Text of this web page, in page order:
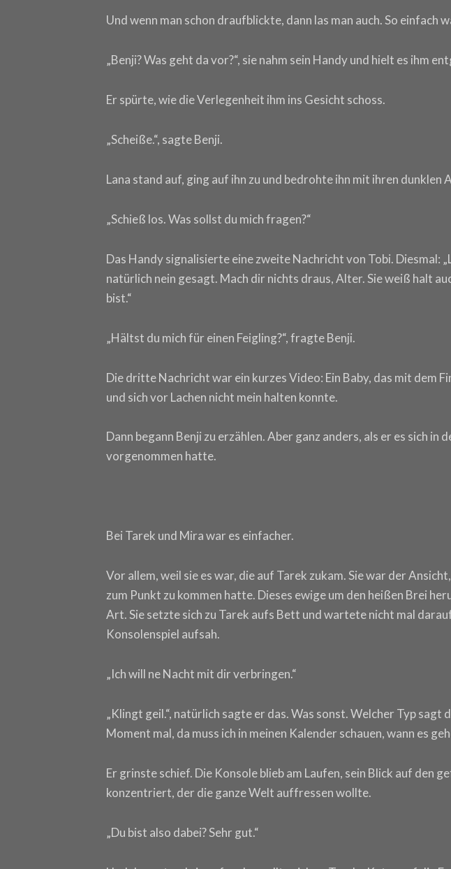
Und wenn man schon draufblickte, dann las man auch. So einfach
„Benji? Was geht da vor?“, sie nahm sein Handy und hielt es ihm
Er spürte, wie die Verlegenheit ihm ins Gesicht schoss.
„Scheiße.“, sagte Benji.
Lana stand auf, ging auf ihn zu und bedrohte ihn mit ihren dunklen
„Schieß los. Was sollst du mich fragen?“
Das Handy signalisierte eine zweite Nachricht von Tobi. Diesmal:
natürlich nein gesagt. Mach dir nichts draus, Alter. Sie weiß halt
bist.“
„Hältst du mich für einen Feigling?“, fragte Benji.
Die dritte Nachricht war ein kurzes Video: Ein Baby, das mit dem
und sich vor Lachen nicht mein halten konnte.
Dann begann Benji zu erzählen. Aber ganz anders, als er es sich in
vorgenommen hatte.
Bei Tarek und Mira war es einfacher.
Vor allem, weil sie es war, die auf Tarek zukam. Sie war der
zum Punkt zu kommen hatte. Dieses ewige um den heißen Brei
Art. Sie setzte sich zu Tarek aufs Bett und wartete nicht mal
Konsolenspiel aufsah.
„Ich will ne Nacht mit dir verbringen.“
„Klingt geil.“, natürlich sagte er das. Was sonst. Welcher Typ sagt
Moment mal, da muss ich in meinen Kalender schauen, wann es
Er grinste schief. Die Konsole blieb am Laufen, sein Blick auf den
konzentriert, der die ganze Welt auffressen wollte.
„Du bist also dabei? Sehr gut.“